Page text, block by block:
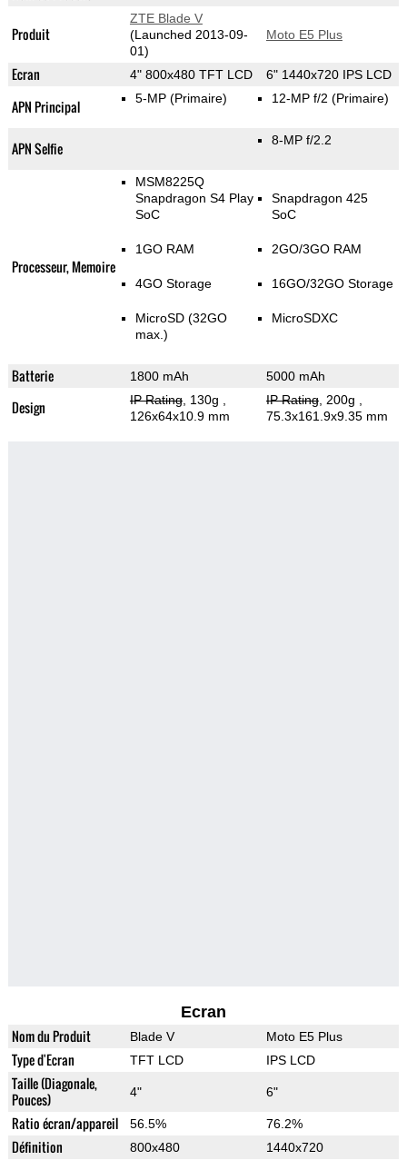
Produit
ZTE Blade V
(Launched 2013-09-
01)
Moto E5 Plus
Ecran 4" 800x480 TFT LCD 6" 1440x720 IPS LCD
APN Principal 5-MP (Primaire) 12-MP f/2 (Primaire)
APN Selfie 8-MP f/2.2
Processeur, Memoire
MSM8225Q
Snapdragon S4 Play
SoC
1GO RAM
4GO Storage
MicroSD (32GO
max.)
Snapdragon 425
SoC
2GO/3GO RAM
16GO/32GO Storage
MicroSDXC
Batterie 1800 mAh 5000 mAh
Design IP Rating, 130g
126x64x10.9 mm
IP Rating, 200g
75.3x161.9x9.35 mm
Ecran
Nom du Produit Blade V Moto E5 Plus
Type d'Ecran TFT LCD IPS LCD
Taille (Diagonale,
Pouces)
4" 6"
Ratio écran/appareil 56.5% 76.2%
Définition 800x480 1440x720